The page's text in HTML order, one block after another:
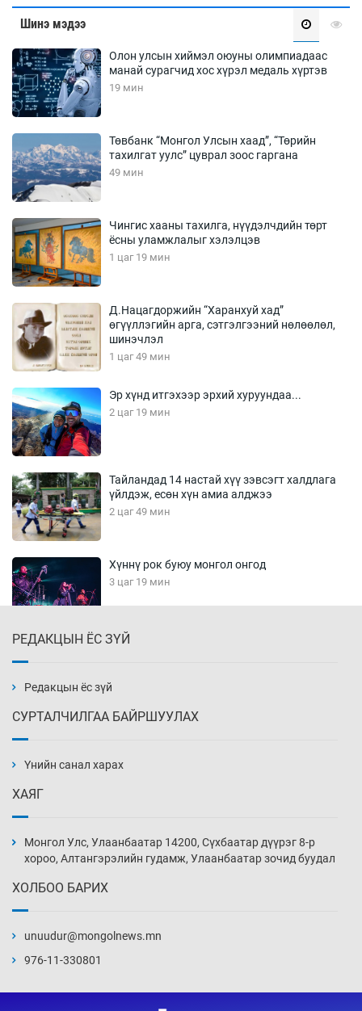
Шинэ мэдээ
Олон улсын хиймэл оюуны олимпиадаас
манай сурагчид хос хүрэл медаль хүртэв
19 мин
Төвбанк “Монгол Улсын хаад”, “Төрийн
тахилгат уулс” цуврал зоос гаргана
49 мин
Чингис хааны тахилга, нүүдэлчдийн төрт
ёсны уламжлалыг хэлэлцэв
1 цаг 19 мин
Д.Нацагдоржийн “Харанхуй хад”
өгүүллэгийн арга, сэтгэлгээний нөлөөлөл,
шинэчлэл
1 цаг 49 мин
Эр хүнд итгэхээр эрхий хуруундаа...
2 цаг 19 мин
Тайландад 14 настай хүү зэвсэгт халдлага
үйлдэж, есөн хүн амиа алджээ
2 цаг 49 мин
Хүннү рок буюу монгол онгод
3 цаг 19 мин
3 цаг 49 мин
4 цаг 19 мин
4 цаг 49 мин
5 цаг 4 мин
РЕДАКЦЫН ЁС ЗҮЙ
Редакцын ёс зүй
СУРТАЛЧИЛГАА БАЙРШУУЛАХ
Үнийн санал харах
ХАЯГ
Монгол Улс, Улаанбаатар 14200, Сүхбаатар дүүрэг 8-р
хороо, Алтангэрэлийн гудамж, Улаанбаатар зочид буудал
ХОЛБОО БАРИХ
unuudur@mongolnews.mn
976-11-330801